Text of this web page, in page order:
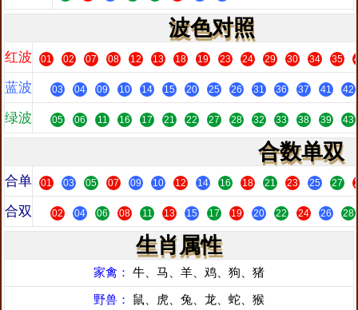
波色对照
红波 01 02 07 08 12 13 18 19 23 24 29 30 34 35
蓝波 03 04 09 10 14 15 20 25 26 31 36 37 41 42
绿波 05 06 11 16 17 21 22 27 28 32 33 38 39 43
合数单双
合单 01 03 05 07 09 10 12 14 16 18 21 23 25 27
合双 02 04 06 08 11 13 15 17 19 20 22 24 26 28
生肖属性
家禽： 牛、马、羊、鸡、狗、猪
野兽： 鼠、虎、兔、龙、蛇、猴